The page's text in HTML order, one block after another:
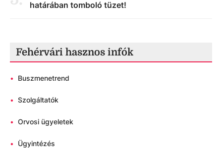
határában tomboló tüzet!
Fehérvári hasznos infók
• Buszmenetrend
• Szolgáltatók
• Orvosi ügyeletek
• Ügyintézés